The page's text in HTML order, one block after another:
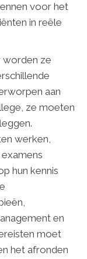
voor het
in reële
worden ze
aan
ze moeten
werken,
hun kennis
en
moet
het afronden